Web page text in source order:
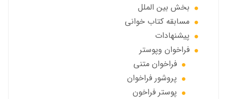
بخش بين الملل
مسابقه کتاب خوانی
پیشنهادات
فراخوان‌ وپوستر
فراخوان متني
پروشور فراخوان
پوستر فراخون